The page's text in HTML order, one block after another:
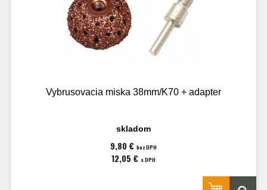
Vybrusovacia miska 38mm/K70 + adapter
skladom
9,80 € bez DPH
12,05 € s DPH